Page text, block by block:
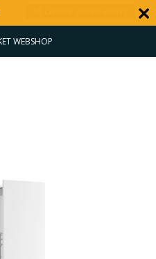
WEBSHOP